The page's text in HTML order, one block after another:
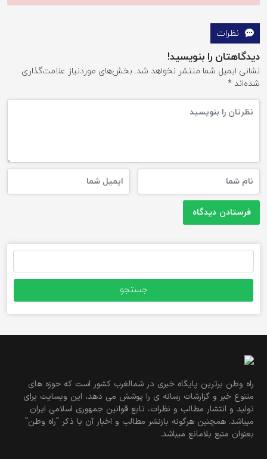
نظرات
دیدگاهتان را بنویسید!
نشانی ایمیل شما منتشر نخواهد شد. بخش‌های موردنیاز علامت‌گذاری
شده‌اند *
برای:
راه وطن برترین پایگاه خبری در شمالغرب کشور است که حوزه های
متنوع خبر و گزارشات رسانه ی را پوشش می دهد، این وبسایت برای
تولید و انتشار مطالب و نظرات، تابع قوانین جمهوری اسلامی ایران
میباشد. همچنین هرگونه بازنشر مطالب و اخبار آن با ذکر "راه وطن"
بعنوان منبع بلامانع میباشد.